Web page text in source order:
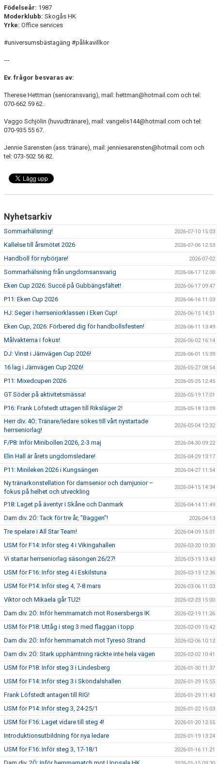
Födelseår: 1987
Moderklubb: Skogås HK
Yrke: Office services
#universumsbästagäng #pålikavillkor
---
Ev. frågor besvaras av:
Therese Hettman (senioransvarig), mail: hettman@hotmail.com och tel:
070-662 59 62.
Vaggo Schjölin (huvudtränare), mail: vangelis144@hotmail.com och tel:
070-935 55 67.
Jennie Sarensten (ass. tränare), mail: jenniesarensten@hotmail.com och
tel: 073-502 56 82.
Nyhetsarkiv
Sommarhälsning! 2026-07-10 15:03
Kallelse till årsmötet 2026 2026-07-06 12:53
Handboll för nybörjare! 2026-07-02
Sommarhälsning från ungdomsansvarig 2026-06-17 12:00
Eken Cup 2026: Succé på Gubbängsfältet! 2026-06-17 09:47
P11: Eken Cup 2026 2026-06-16 11:03
HJ: Seger i herrseniorklassen i Eken Cup! 2026-06-15 14:51
Eken Cup, 2026: Förbered dig för handbollsfesten! 2026-06-11 13:49
Målvakterna i fokus! 2026-06-02 16:14
DJ: Vinst i Järnvägen Cup 2026! 2026-06-01 15:39
16 lag i Järnvägen Cup 2026! 2026-05-27 08:54
P11: Mixedcupen 2026 2026-05-25 12:45
GT Söder på aktivitetsmässa! 2026-05-19 17:01
P16: Frank Löfstedt uttagen till Riksläger 2! 2026-05-18 13:09
Herr div. 4Ö: Tränare/ledare sökes till vårt nystartade
herrseniorlag!
2026-05-04 12:32
F/P8: Inför Minibollen 2026, 2-3 maj 2026-04-30 09:22
Elin Hall är årets ungdomsledare! 2026-04-29 13:17
P11: Minileken 2026 i Kungsängen 2026-04-27 11:54
Ny tränarkonstellation för damsenior och damjunior –
fokus på helhet och utveckling
2026-04-15 14:34
P18: Laget på äventyr i Skåne och Danmark 2026-04-14 11:49
Dam div. 2Ö: Tack för tre år, "Baggen"! 2026-04-13
Tre spelare i All Star Team! 2026-04-09 15:01
USM för F14: Inför steg 4 i Vikingahallen 2026-03-20 10:30
Vi startar herrseniorlag säsongen 26/27! 2026-03-19 13:43
USM för F16: Inför steg 4 i Eskilstuna 2026-03-13 12:36
USM för P14: Inför steg 4, 7-8 mars 2026-03-06 11:03
Viktor och Mikaela går TU2! 2026-02-23 15:00
Dam div. 2Ö: Inför hemmamatch mot Rosersbergs IK 2026-02-19 11:26
USM för P18: Uttåg i steg 3 med flaggan i topp 2026-02-09 15:42
Dam div. 2Ö: Inför hemmamatch mot Tyresö Strand 2026-02-06 10:12
Dam div. 2Ö: Stark upphämtning räckte inte hela vägen 2026-02-02 10:41
USM för P18: Inför steg 3 i Lindesberg 2026-01-30 11:37
USM för F14: Inför steg 3 i Sköndalshallen 2026-01-29 15:55
Frank Löfstedt antagen till RIG! 2026-01-29 11:43
USM för P14: Inför steg 3, 24-25/1 2026-01-22 15:03
USM för F16: Laget vidare till steg 4! 2026-01-20 12:55
Introduktionsutbildning för nya ledare 2026-01-19 13:24
USM för F16: Inför steg 3, 17-18/1 2026-01-16 11:21